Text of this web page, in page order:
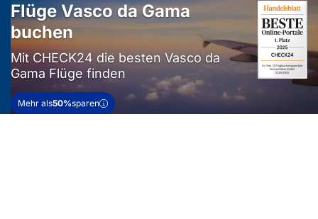
Flüge Vasco da Gama
buchen
Mit CHECK24 die besten Vasco da
Gama Flüge finden
Mehr als50%sparen